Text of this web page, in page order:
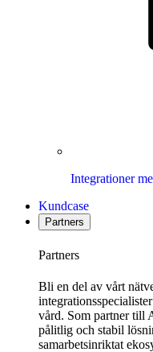
Integrationer
Kundcase
Partners
Partners
Bli en del av vårt
vård. Som partner till
pålitlig och stabil
samarbetsinriktat